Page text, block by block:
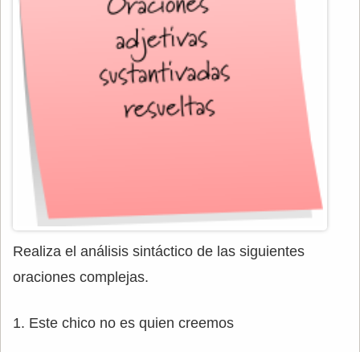
Realiza el análisis sintáctico de las siguientes
oraciones complejas.
1. Este chico no es quien creemos